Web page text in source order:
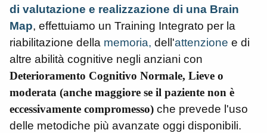
di valutazione e realizzazione di una Brain
Map, effettuiamo un Training Integrato per la
riabilitazione della memoria, dell'attenzione e di
altre abilità cognitive negli anziani con
Deterioramento Cognitivo Normale, Lieve o
moderata (anche maggiore se il paziente non è
eccessivamente compromesso) che prevede l'uso
delle metodiche più avanzate oggi disponibili.